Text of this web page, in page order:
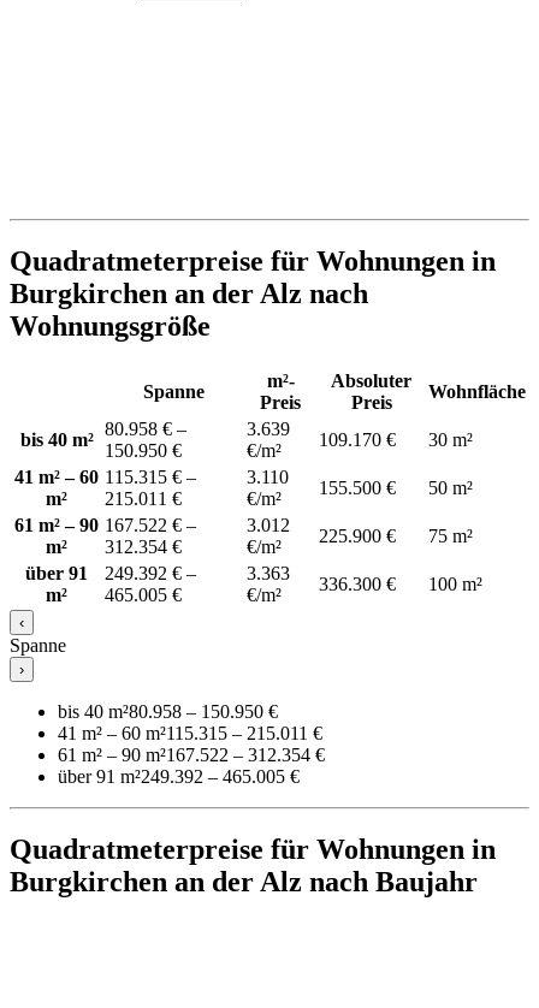
Quadratmeterpreise für Wohnungen in
Burgkirchen an der Alz nach
Wohnungsgröße
Spanne
m²-
Preis
Absoluter
Preis
Wohnfläche
bis 40 m²
80.958 € –
150.950 €
3.639
€/m²
109.170 €
30 m²
41 m² – 60
m²
115.315 € –
215.011 €
3.110
€/m²
155.500 €
50 m²
61 m² – 90
m²
167.522 € –
312.354 €
3.012
€/m²
225.900 €
75 m²
über 91
m²
249.392 € –
465.005 €
3.363
€/m²
336.300 € 100 m²
‹
Spanne
›
bis 40 m²80.958 – 150.950 €
41 m² – 60 m²115.315 – 215.011 €
61 m² – 90 m²167.522 – 312.354 €
über 91 m²249.392 – 465.005 €
Quadratmeterpreise für Wohnungen in
Burgkirchen an der Alz nach Baujahr